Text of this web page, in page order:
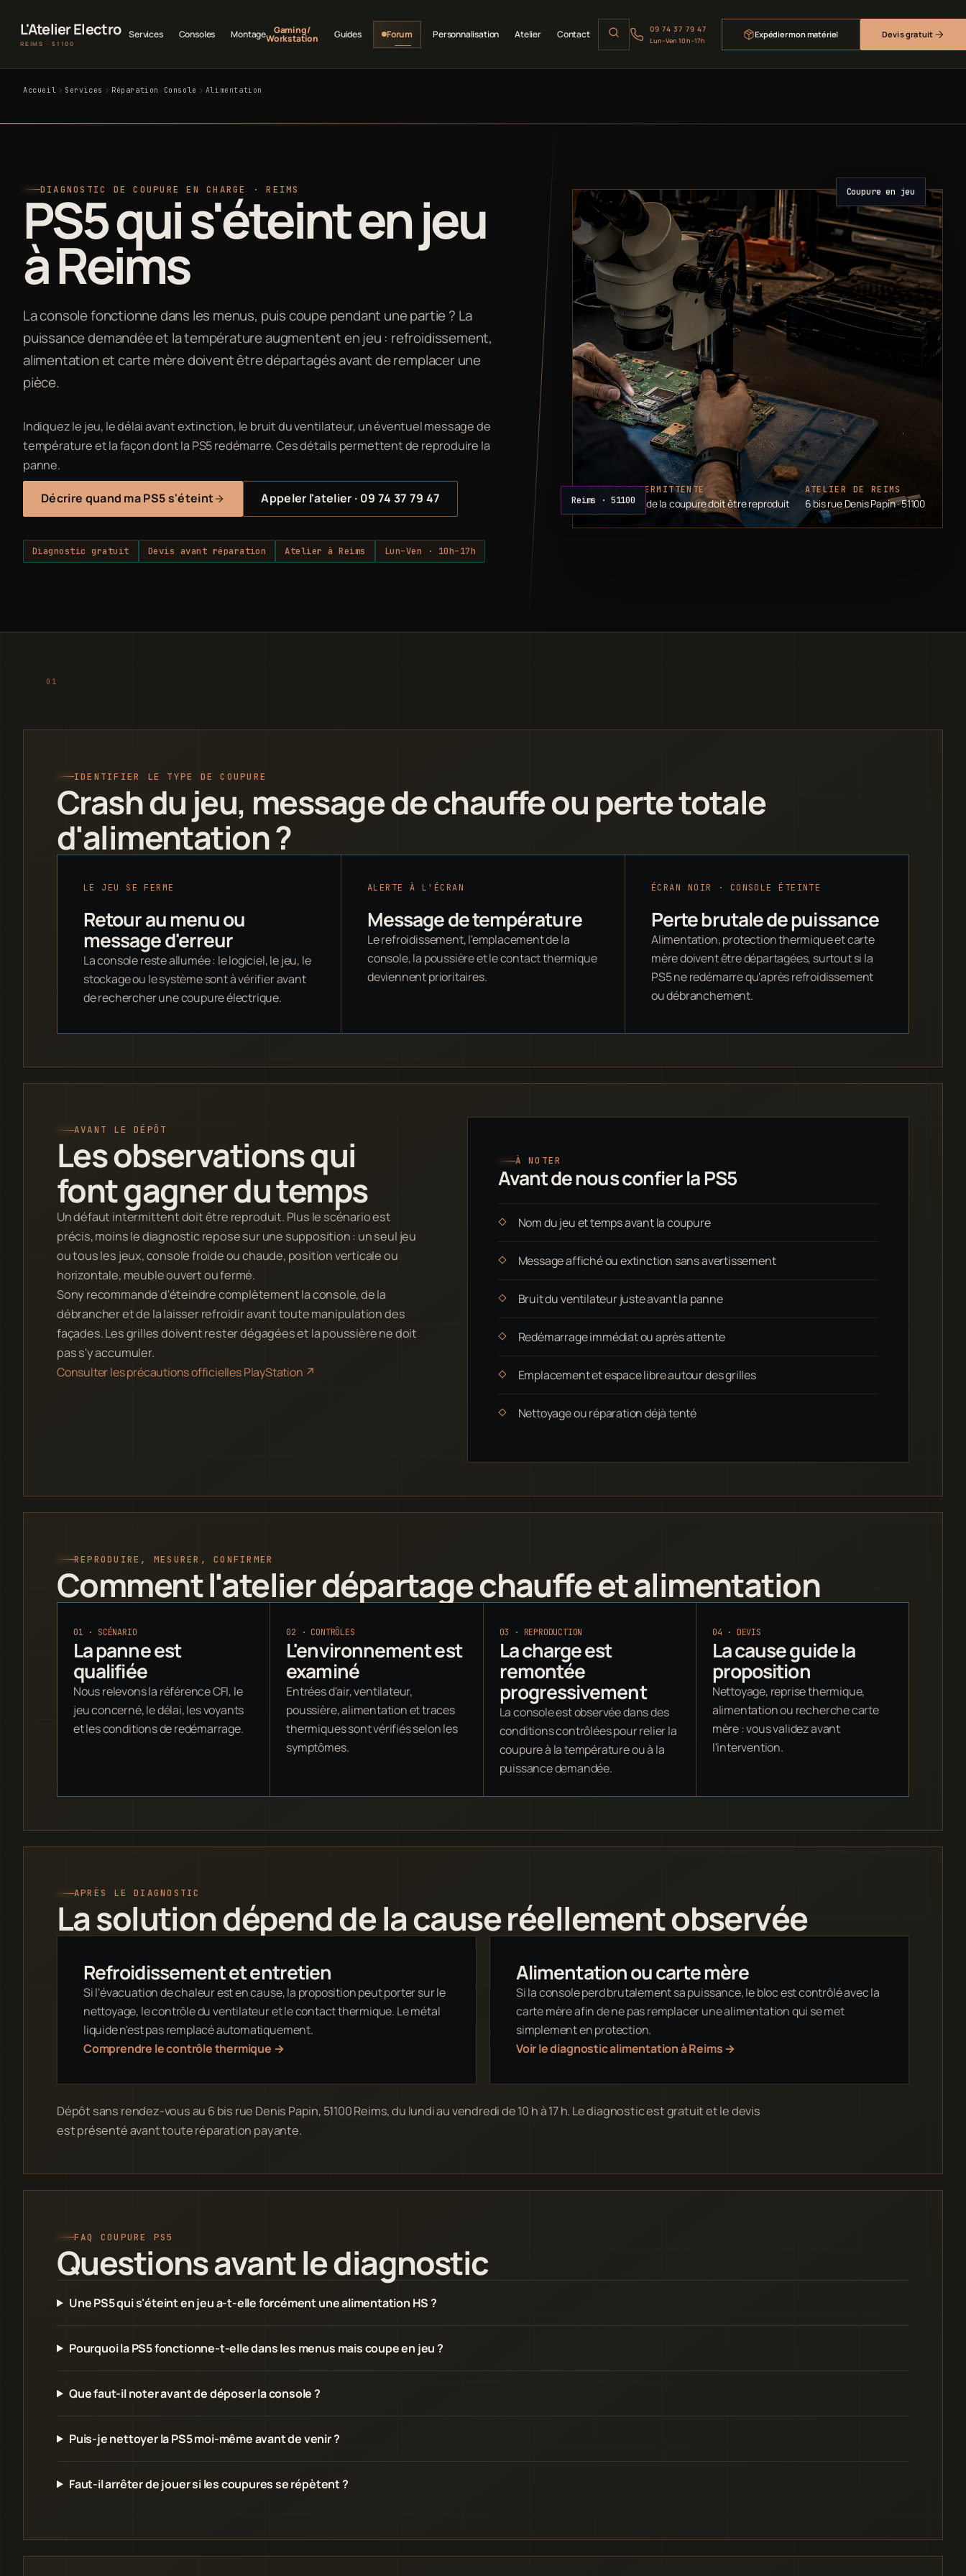
L'Atelier Electro
REIMS · 51100
Services Consoles Montage Gaming /
Workstation Guides Forum Personnalisation Atelier Contact 09 74 37 79 47
Lun–Ven 10h–17h
Expédier mon matériel Devis gratuit
Accueil Services Réparation Console Alimentation
DIAGNOSTIC DE COUPURE EN CHARGE · REIMS
PS5 qui s'éteint en jeu
à Reims
La console fonctionne dans les menus, puis coupe pendant une partie ? La
puissance demandée et la température augmentent en jeu : refroidissement,
alimentation et carte mère doivent être départagés avant de remplacer une
pièce.
Indiquez le jeu, le délai avant extinction, le bruit du ventilateur, un éventuel message de
température et la façon dont la PS5 redémarre. Ces détails permettent de reproduire la
panne.
Décrire quand ma PS5 s'éteint Appeler l'atelier · 09 74 37 79 47
Diagnostic gratuit Devis avant réparation Atelier à Reims Lun–Ven · 10h–17h
PANNE INTERMITTENTE
Le contexte de la coupure doit être reproduit
ATELIER DE REIMS
6 bis rue Denis Papin · 51100
Coupure en jeu
Reims · 51100
IDENTIFIER LE TYPE DE COUPURE
Crash du jeu, message de chauffe ou perte totale
d'alimentation ?
LE JEU SE FERME
Retour au menu ou
message d'erreur
La console reste allumée : le logiciel, le jeu, le
stockage ou le système sont à vérifier avant
de rechercher une coupure électrique.
ALERTE À L'ÉCRAN
Message de température
Le refroidissement, l'emplacement de la
console, la poussière et le contact thermique
deviennent prioritaires.
ÉCRAN NOIR · CONSOLE ÉTEINTE
Perte brutale de puissance
Alimentation, protection thermique et carte
mère doivent être départagées, surtout si la
PS5 ne redémarre qu'après refroidissement
ou débranchement.
AVANT LE DÉPÔT
Les observations qui
font gagner du temps
Un défaut intermittent doit être reproduit. Plus le scénario est
précis, moins le diagnostic repose sur une supposition : un seul jeu
ou tous les jeux, console froide ou chaude, position verticale ou
horizontale, meuble ouvert ou fermé.
Sony recommande d'éteindre complètement la console, de la
débrancher et de la laisser refroidir avant toute manipulation des
façades. Les grilles doivent rester dégagées et la poussière ne doit
pas s'y accumuler.
Consulter les précautions officielles PlayStation ↗
À NOTER
Avant de nous confier la PS5
Nom du jeu et temps avant la coupure
Message affiché ou extinction sans avertissement
Bruit du ventilateur juste avant la panne
Redémarrage immédiat ou après attente
Emplacement et espace libre autour des grilles
Nettoyage ou réparation déjà tenté
REPRODUIRE, MESURER, CONFIRMER
Comment l'atelier départage chauffe et alimentation
01 · SCÉNARIO
La panne est
qualifiée
Nous relevons la référence CFI, le
jeu concerné, le délai, les voyants
et les conditions de redémarrage.
02 · CONTRÔLES
L'environnement est
examiné
Entrées d'air, ventilateur,
poussière, alimentation et traces
thermiques sont vérifiés selon les
symptômes.
03 · REPRODUCTION
La charge est
remontée
progressivement
La console est observée dans des
conditions contrôlées pour relier la
coupure à la température ou à la
puissance demandée.
04 · DEVIS
La cause guide la
proposition
Nettoyage, reprise thermique,
alimentation ou recherche carte
mère : vous validez avant
l'intervention.
APRÈS LE DIAGNOSTIC
La solution dépend de la cause réellement observée
Refroidissement et entretien
Si l'évacuation de chaleur est en cause, la proposition peut porter sur le
nettoyage, le contrôle du ventilateur et le contact thermique. Le métal
liquide n'est pas remplacé automatiquement.
Comprendre le contrôle thermique →
Alimentation ou carte mère
Si la console perd brutalement sa puissance, le bloc est contrôlé avec la
carte mère afin de ne pas remplacer une alimentation qui se met
simplement en protection.
Voir le diagnostic alimentation à Reims →
Dépôt sans rendez-vous au 6 bis rue Denis Papin, 51100 Reims, du lundi au vendredi de 10 h à 17 h. Le diagnostic est gratuit et le devis
est présenté avant toute réparation payante.
FAQ COUPURE PS5
Questions avant le diagnostic
Une PS5 qui s'éteint en jeu a-t-elle forcément une alimentation HS ?
Pourquoi la PS5 fonctionne-t-elle dans les menus mais coupe en jeu ?
Que faut-il noter avant de déposer la console ?
Puis-je nettoyer la PS5 moi-même avant de venir ?
Faut-il arrêter de jouer si les coupures se répètent ?